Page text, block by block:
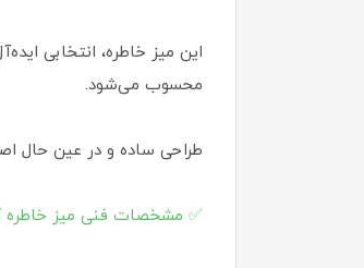
این میز خاطره، انتخابی
محسوب می‌شود.
طراحی ساده و در عین حال
✅ مشخصات فنی میز خاطره